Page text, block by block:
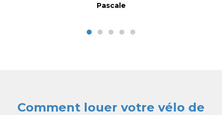
Pascale
Comment louer votre vélo de